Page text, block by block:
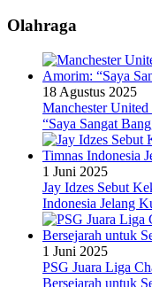
Olahraga
18 Agustus 2025
Manchester
“Saya Sangat
1 Juni 2025
Jay Idzes Sebut
Indonesia Jelang
1 Juni 2025
PSG Juara Liga
Bersejarah untuk